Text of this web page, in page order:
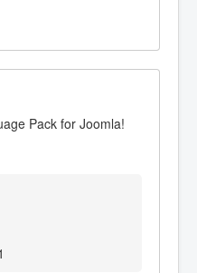
Pack for Joomla!